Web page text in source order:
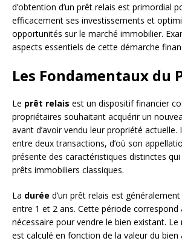
d’obtention d’un prêt relais est primordial
efficacement ses investissements et
opportunités sur le marché immobilier.
aspects essentiels de cette démarche
Les Fondamentaux du
Le prêt relais est un dispositif financier
propriétaires souhaitant acquérir un
avant d’avoir vendu leur propriété actuelle.
entre deux transactions, d’où son
présente des caractéristiques distinctes
prêts immobiliers classiques.
La durée d’un prêt relais est
entre 1 et 2 ans. Cette période correspond
nécessaire pour vendre le bien existant.
est calculé en fonction de la valeur du bien